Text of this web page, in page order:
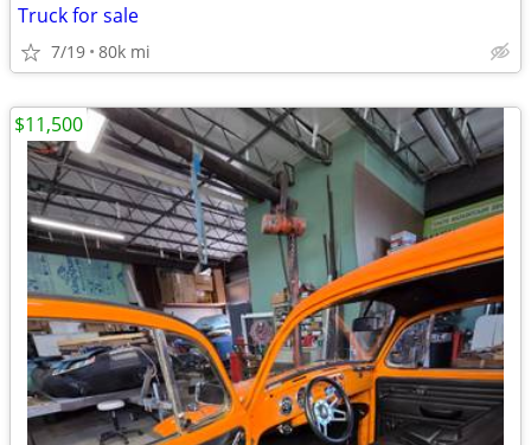
Truck for sale
7/19 80k mi
$11,500